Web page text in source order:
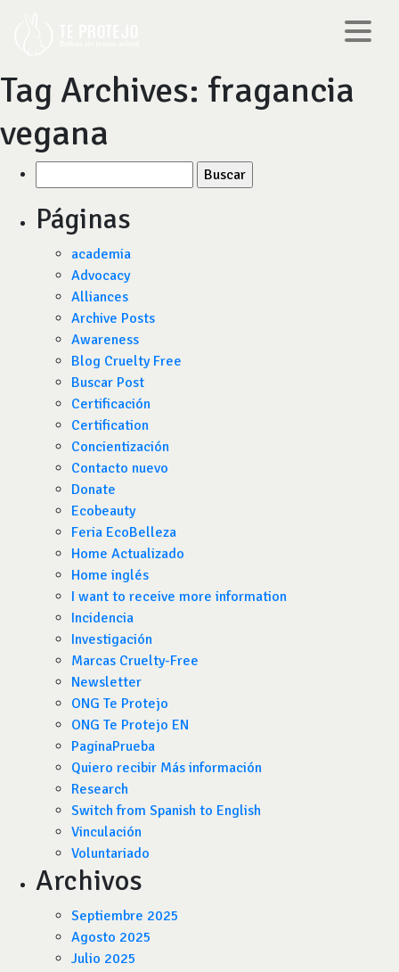
Tag Archives: fragancia
vegana
por:
Páginas
academia
Advocacy
Alliances
Archive Posts
Awareness
Blog Cruelty Free
Buscar Post
Certificación
Certification
Concientización
Contacto nuevo
Donate
Ecobeauty
Feria EcoBelleza
Home Actualizado
Home inglés
I want to receive more information
Incidencia
Investigación
Marcas Cruelty-Free
Newsletter
ONG Te Protejo
ONG Te Protejo EN
PaginaPrueba
Quiero recibir Más información
Research
Switch from Spanish to English
Vinculación
Voluntariado
Archivos
Septiembre 2025
Agosto 2025
Julio 2025